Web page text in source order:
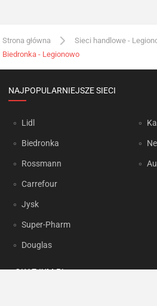
Strona główna Sieci handlowe -
Biedronka - Legionowo
NAJPOPULARNIEJSZE SIECI
Lidl
Biedronka
Rossmann
Carrefour
Jysk
Super-Pharm
Douglas
OKAZJUM.PL